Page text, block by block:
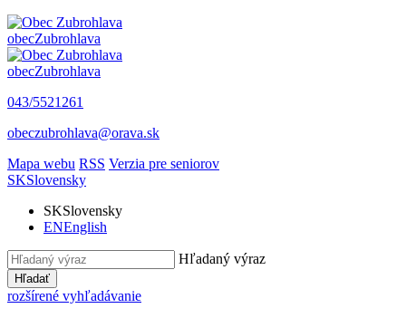
obecZubrohlava
obecZubrohlava
043/5521261
obeczubrohlava@orava.sk
Mapa webu RSS Verzia pre seniorov
SKSlovensky
SKSlovensky
ENEnglish
Hľadaný výraz
Hľadať
rozšírené vyhľadávanie